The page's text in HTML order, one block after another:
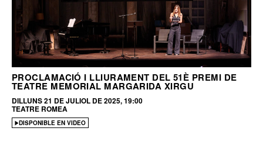
PROCLAMACIÓ I LLIURAMENT DEL 51È PREMI DE
TEATRE MEMORIAL MARGARIDA XIRGU
DILLUNS 21 DE JULIOL DE 2025, 19:00
TEATRE ROMEA
DISPONIBLE EN VIDEO